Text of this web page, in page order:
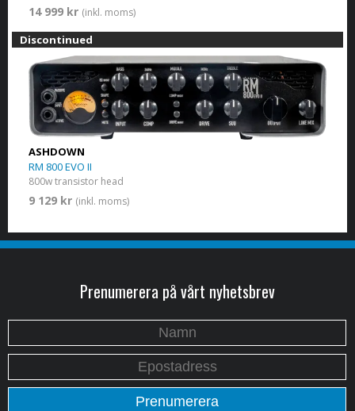
14 999 kr (inkl. moms)
Discontinued
ASHDOWN
RM 800 EVO II
800w transistor head
9 129 kr (inkl. moms)
Prenumerera på vårt nyhetsbrev